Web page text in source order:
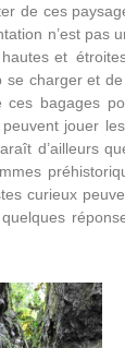
de ces
n’est
et
charger et
bagages
jouer
d’ailleurs
curieux